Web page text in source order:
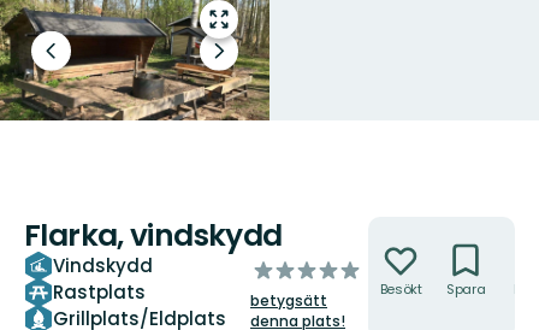
Gå
till
helskärmsläge
Föregående
bild
Nästa
bildspel
Flarka, vindskydd
Vindskydd
Rastplats
Grillplats/Eldplats
av
5
stjärnor
betygsätt
denna plats!
Besökt Spara